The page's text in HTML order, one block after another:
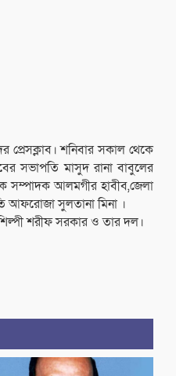
প্রেসক্লাব। শনিবার সকাল থেকে
সভাপতি মাসুদ রানা বাবুলের
সম্পাদক আলমগীর হাবীব,জেলা
আফরোজা সুলতানা মিনা ।
শরীফ সরকার ও তার দল।